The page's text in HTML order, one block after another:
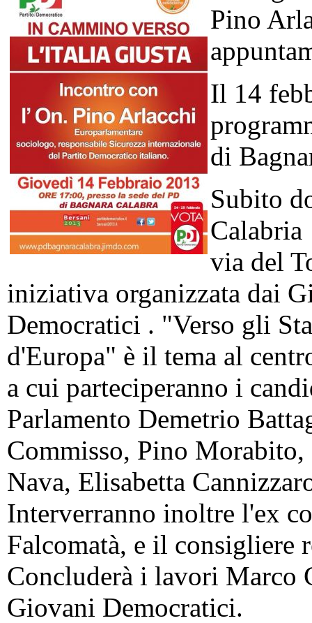
Pino
Il 14
di
Subito
via del
iniziativa organizzata dai
Democratici . "Verso gli
d'Europa" è il tema al
a cui parteciperanno i
Parlamento Demetrio
Commisso, Pino Morabito,
Nava, Elisabetta
Interverranno inoltre l'ex
Falcomatà, e il consigliere
Concluderà i lavori Marco
Giovani Democratici.